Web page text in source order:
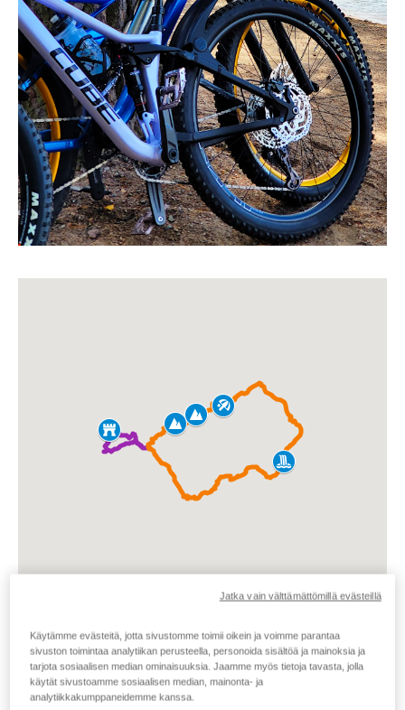
Avaa kartta uuteen ikkunaan
Käytämme evästeitä, jotta sivustomme toimii oikein ja voimme parantaa
sivuston toimintaa analytiikan perusteella, personoida sisältöä ja mainoksia ja
tarjota sosiaalisen median ominaisuuksia. Jaamme myös tietoja tavasta, jolla
käytät sivustoamme sosiaalisen median, mainonta- ja
analytiikkakumppaneidemme kanssa.
Jatka vain välttämättömillä evästeillä